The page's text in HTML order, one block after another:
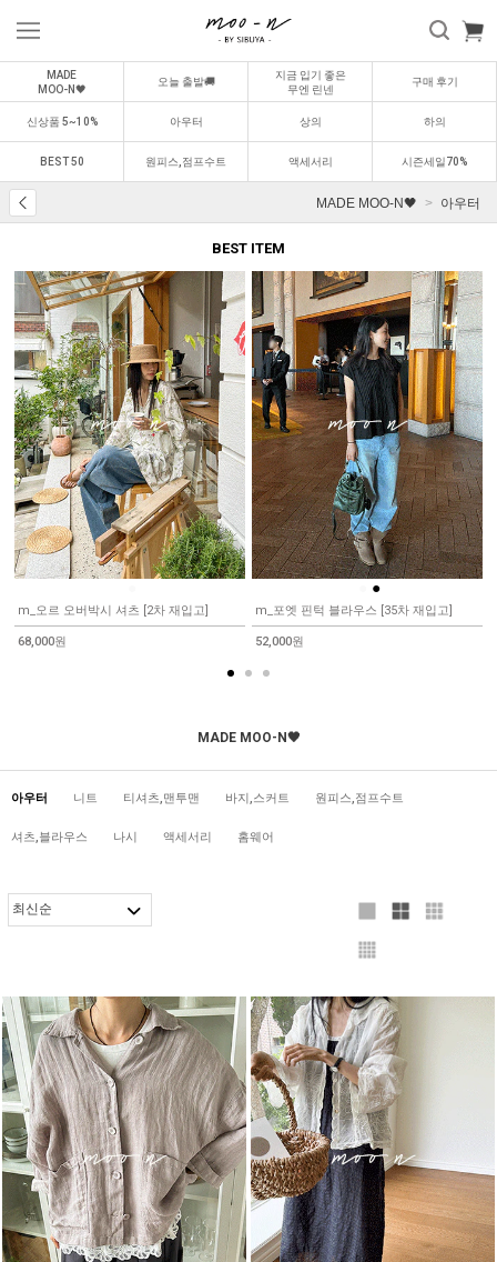
MADE
MOO-N🖤
오늘 출발🚚
지금 입기 좋은
무엔 린넨
구매 후기
신상품 5~10% 아우터 상의 하의
BEST 50 원피스,점프수트 액세서리 시즌세일70%
MADE MOO-N🖤 아우터
BEST ITEM
BEST
1
m_오르 오버박시 셔츠 [2차 재입고]
68,000원
BEST
0 2
●
m_포엣 핀턱 블라우스 [35차 재입고]
52,000원
MADE MOO-N🖤
아우터 니트 티셔츠,맨투맨 바지,스커트 원피스,점프수트
셔츠,블라우스 나시 액세서리 홈웨어